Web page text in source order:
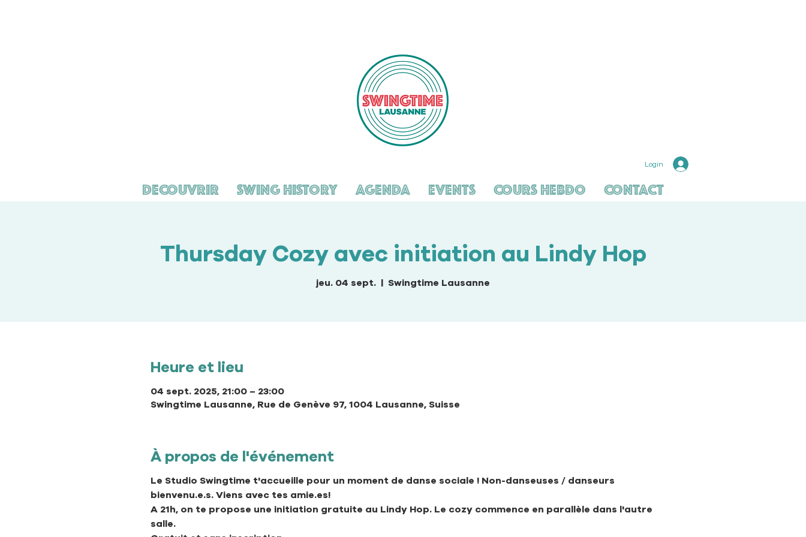
Login
Decouvrir Swing History Agenda Events Cours hebdo Contact
Thursday Cozy avec initiation au Lindy Hop
jeu. 04 sept.
  |
Swingtime Lausanne
Heure et lieu
04 sept. 2025, 21:00 – 23:00
Swingtime Lausanne, Rue de Genève 97, 1004 Lausanne, Suisse
À propos de l'événement
Le Studio Swingtime t'accueille pour un moment de danse sociale ! Non-danseuses / danseurs
bienvenu.e.s. Viens avec tes amie.es!
A 21h, on te propose une initiation gratuite au Lindy Hop. Le cozy commence en parallèle dans l'autre
salle.